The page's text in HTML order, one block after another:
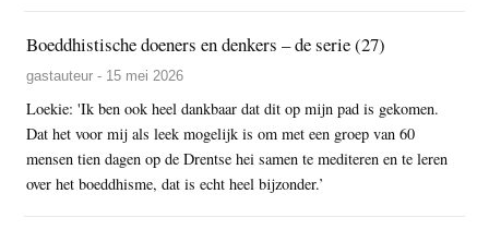
Boeddhistische doeners en denkers – de serie (27)
gastauteur - 15 mei 2026
Loekie: 'Ik ben ook heel dankbaar dat dit op mijn pad is gekomen.
Dat het voor mij als leek mogelijk is om met een groep van 60
mensen tien dagen op de Drentse hei samen te mediteren en te leren
over het boeddhisme, dat is echt heel bijzonder.’